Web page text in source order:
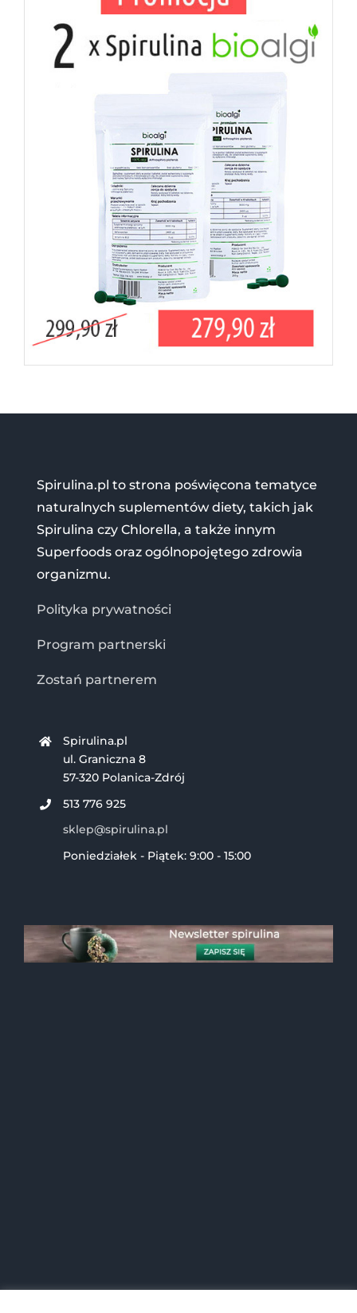
Spirulina.pl to strona poświęcona tematyce
naturalnych suplementów diety, takich jak
Spirulina czy Chlorella, a także innym
Superfoods oraz ogólnopojętego zdrowia
organizmu.
Polityka prywatności
Program partnerski
Zostań partnerem
Spirulina.pl
ul. Graniczna 8
57-320 Polanica-Zdrój
513 776 925
sklep@spirulina.pl
Poniedziałek - Piątek: 9:00 - 15:00